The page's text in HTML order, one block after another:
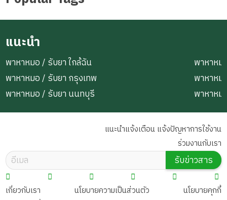
แนะนำ
พาหาหมอ / รับยา ใกล้ฉัน
พาหาหมอ / รับยา กรุงเทพ
พาหาหมอ / รับยา นนทบุรี
พาหาหม
พาหาหม
พาหาห
เกี่ยวกับเรา นโยบายความเป็นส่วนตัว
นโยบายคุกกี้
แนะนำแจ้งเตือน แจ้งปัญหาการใช้งาน
ร่วมงานกับเรา
รับข่าวสาร